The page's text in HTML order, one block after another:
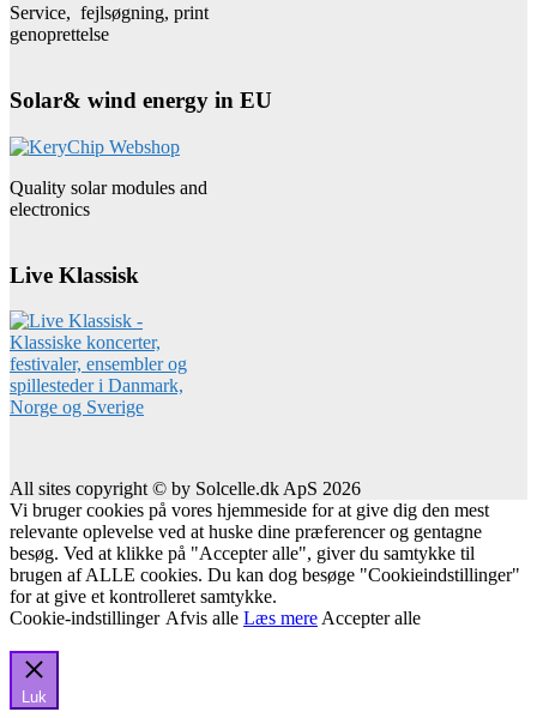
Service, fejlsøgning, print
genoprettelse
Solar& wind energy in EU
Quality solar modules and
electronics
Live Klassisk
All sites copyright © by Solcelle.dk ApS 2026
Vi bruger cookies på vores hjemmeside for at give dig den mest
relevante oplevelse ved at huske dine præferencer og gentagne
besøg. Ved at klikke på "Accepter alle", giver du samtykke til
brugen af ALLE cookies. Du kan dog besøge "Cookieindstillinger"
for at give et kontrolleret samtykke.
Cookie-indstillinger Afvis alle Læs mere Accepter alle
Luk